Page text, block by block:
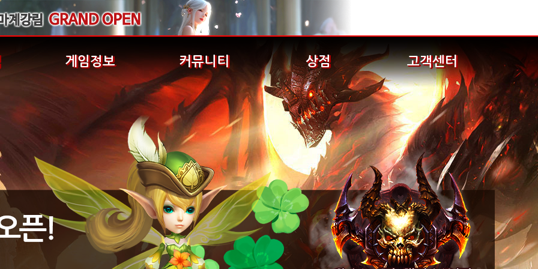
게임정보 커뮤니티 상점 고객센터